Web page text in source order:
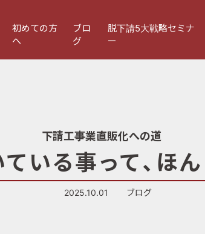
初めての方
へ
ブロ
グ
脱下請5大戦略セミナ
ー
下請工事業直販化への道
いる事って、ほん
2025.10.01 ブログ